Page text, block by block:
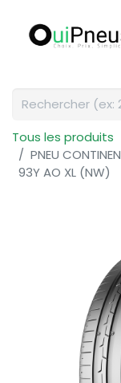
Tous les produits
PNEU
93Y AO XL (NW)